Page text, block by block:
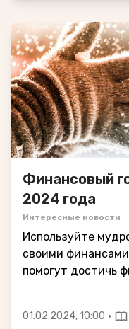
Финансовый
2024 года
Интересные новости
Используйте
своими
помогут достичь
01.02.2024, 10:00 ·